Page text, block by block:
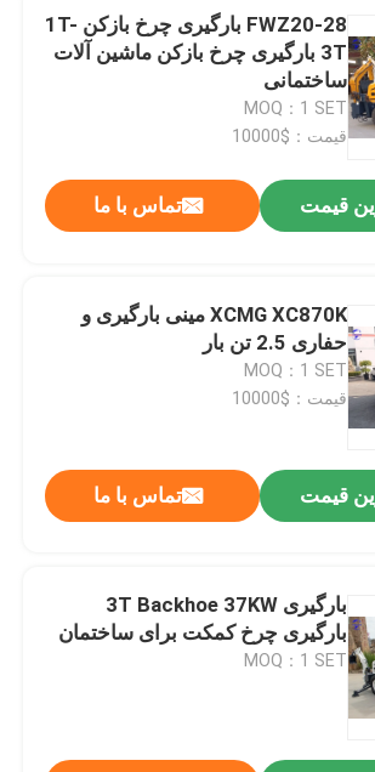
FWZ20-28 بارگیری چرخ بازکن 1T-
3T بارگیری چرخ بازکن ماشین آلات
ساختمانی
MOQ：1 SET
قیمت：$10000
قیمت تماس با ما
XCMG XC870K مینی بارگیری و
حفاری 2.5 تن بار
MOQ：1 SET
قیمت：$10000
قیمت تماس با ما
بارگیری 3T Backhoe 37KW
بارگیری چرخ کمکت برای ساختمان
MOQ：1 SET